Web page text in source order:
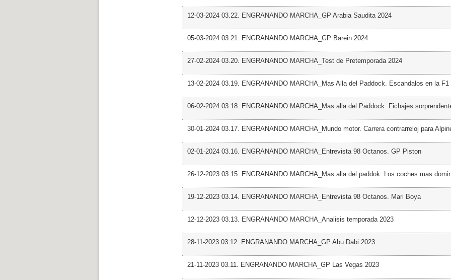
12-03-2024 03.22. ENGRANANDO MARCHA_GP Arabia Saudita 2024
05-03-2024 03.21. ENGRANANDO MARCHA_GP Barein 2024
27-02-2024 03.20. ENGRANANDO MARCHA_Test de Pretemporada 2024
13-02-2024 03.19. ENGRANANDO MARCHA_Mas Alla del Paddock. Escandalos en la F1
06-02-2024 03.18. ENGRANANDO MARCHA_Mas alla del Paddock. Fichajes
30-01-2024 03.17. ENGRANANDO MARCHA_Mundo motor. Carrera contrarreloj para
02-01-2024 03.16. ENGRANANDO MARCHA_Entrevista 98 Octanos. GP Piston
26-12-2023 03.15. ENGRANANDO MARCHA_Mas alla del paddok. Los coches mas
19-12-2023 03.14. ENGRANANDO MARCHA_Entrevista 98 Octanos. Mari Boya
12-12-2023 03.13. ENGRANANDO MARCHA_Analisis temporada 2023
28-11-2023 03.12. ENGRANANDO MARCHA_GP Abu Dabi 2023
21-11-2023 03.11. ENGRANANDO MARCHA_GP Las Vegas 2023